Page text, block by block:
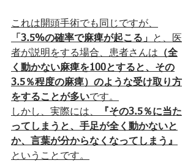
これは開頭手術でも同じですが、
「3.5%の確率で麻痺が起こる」
と、医
者が説明をする場合、患者さんは （全
く動かない麻痺を100とすると、その
3.5％程度の麻痺）のような受け取り方
をすることが多いです。
しかし、実際には、
『その3.5％に当た
ってしまうと、手足が全く動かないと
か、言葉が分からなくなってしまう』
ということです。